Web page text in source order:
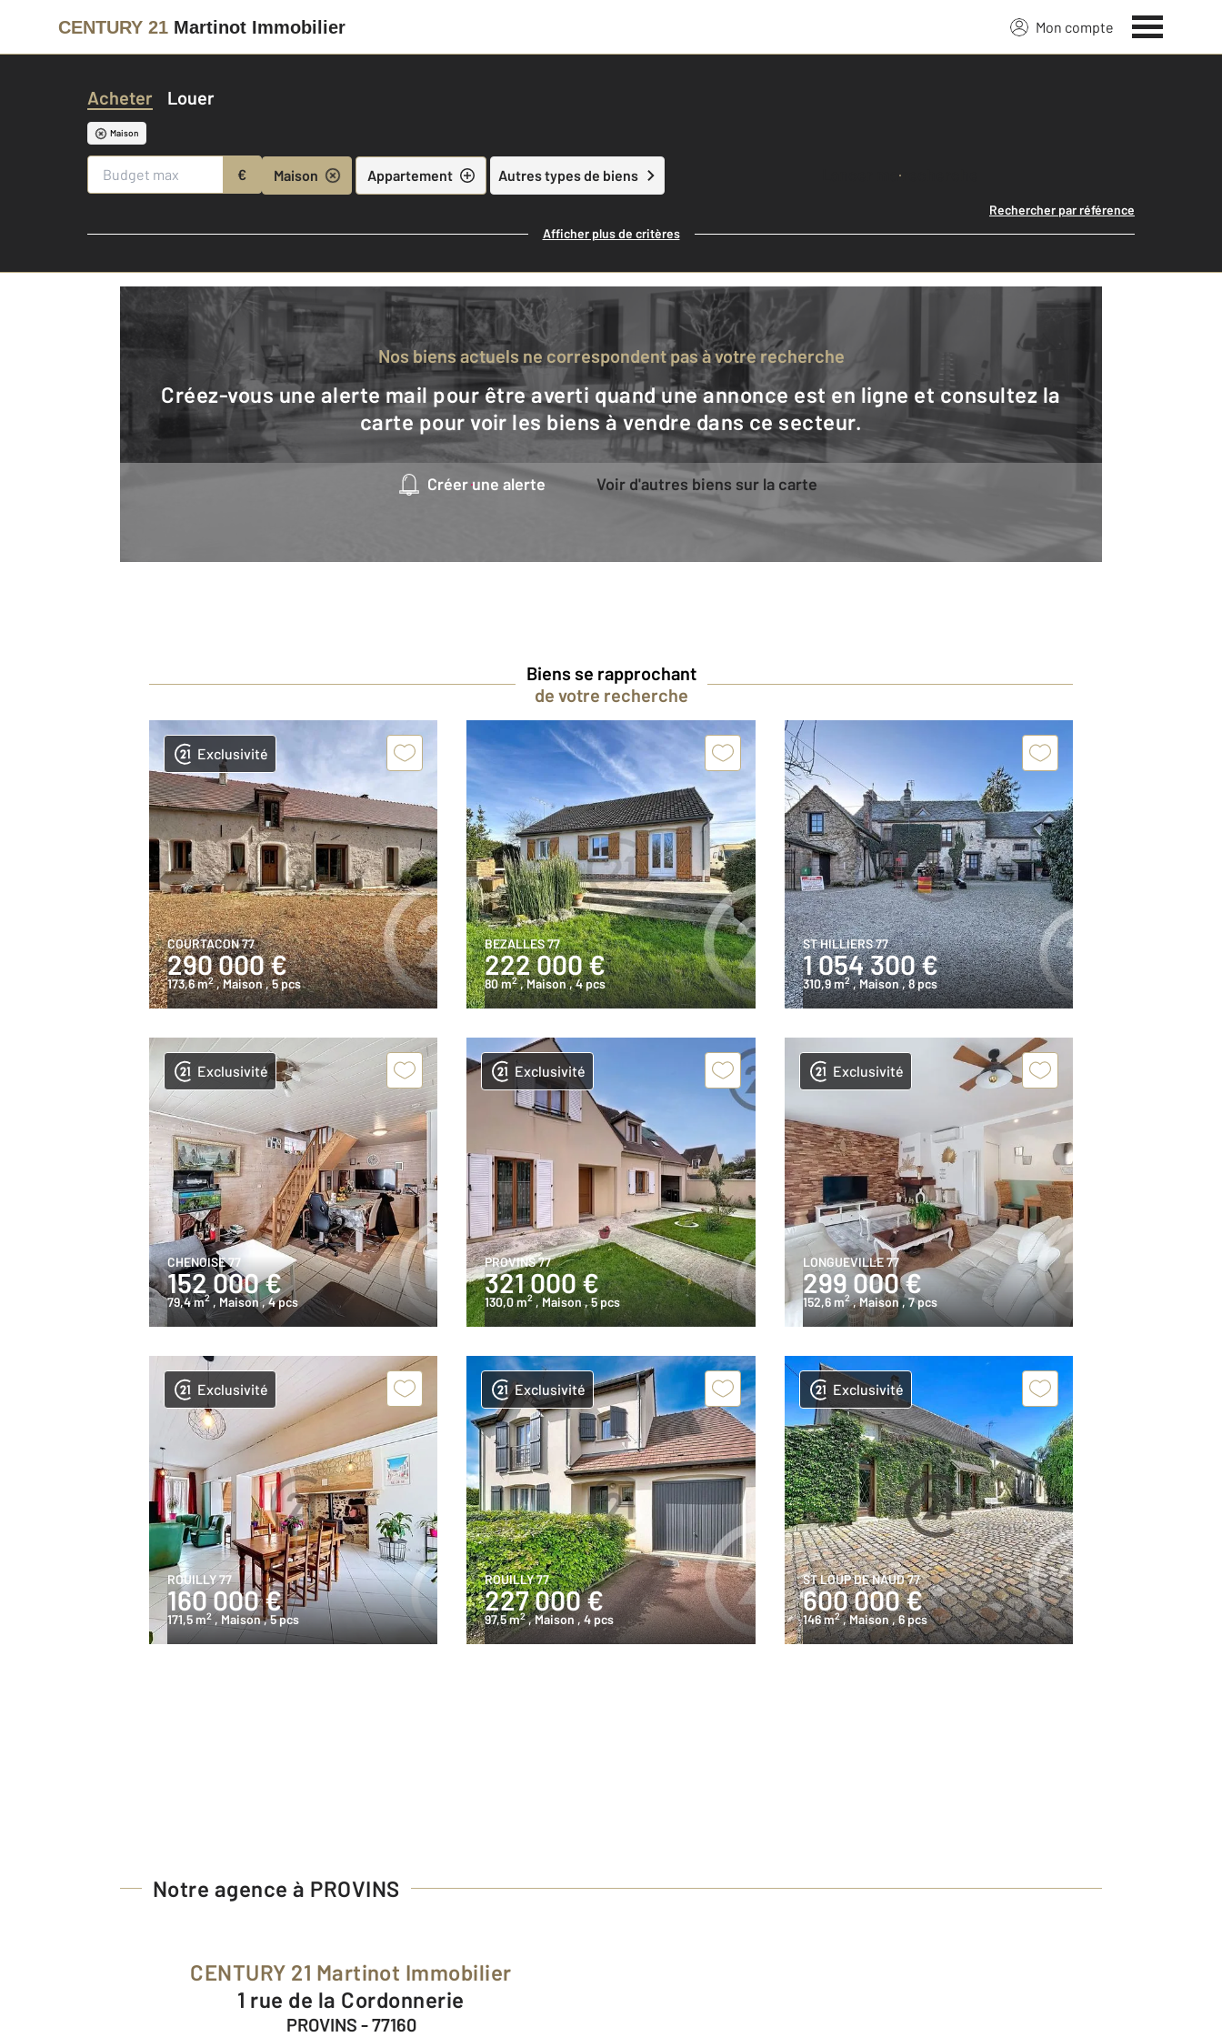
CENTURY 21 Martinot Immobilier Mon compte
Acheter Louer
Maison
€ Maison Appartement Autres types de biens Lancer ma recherche
Rechercher par référence
Afficher plus de critères
Nos biens actuels ne correspondent pas à votre recherche
Créez-vous une alerte mail pour être averti quand une annonce est en ligne et consultez la
carte pour voir les biens à vendre dans ce secteur.
Créer une alerte Voir d'autres biens sur la carte
Biens se rapprochant
de votre recherche
Exclusivité
COURTACON 77
290 000 €
173,6 m2 , Maison, 5 pcs
BEZALLES 77
222 000 €
80 m2 , Maison, 4 pcs
ST HILLIERS 77
1 054 300 €
310,9 m2 , Maison, 8 pcs
Exclusivité
CHENOISE 77
152 000 €
79,4 m2 , Maison , 4 pcs
Exclusivité
PROVINS 77
321 000 €
130,0 m2 , Maison, 5 pcs
Exclusivité
LONGUEVILLE 77
299 000 €
152,6 m2 , Maison, 7 pcs
Exclusivité
ROUILLY 77
160 000 €
171,5 m2 , Maison, 5 pcs
Exclusivité
ROUILLY 77
227 000 €
97,5 m2 , Maison , 4 pcs
Exclusivité
ST LOUP DE NAUD 77
600 000 €
146 m2 , Maison , 6 pcs
Notre agence à PROVINS
CENTURY 21 Martinot Immobilier
1 rue de la Cordonnerie
PROVINS - 77160